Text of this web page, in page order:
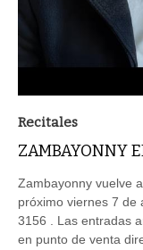
Recitales
ZAMBAYONNY
Zambayonny vuelve
próximo viernes 7 de
3156 . Las entradas
en punto de venta